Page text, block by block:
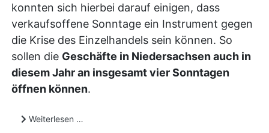
konnten sich hierbei darauf einigen, dass
verkaufsoffene Sonntage ein Instrument gegen
die Krise des Einzelhandels sein können. So
sollen die Geschäfte in Niedersachsen auch in
diesem Jahr an insgesamt vier Sonntagen
öffnen können.
Weiterlesen …